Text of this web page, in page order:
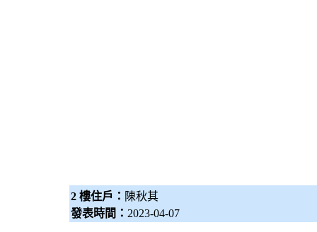
2 樓住戶： 陳秋其
發表時間： 2023-04-07